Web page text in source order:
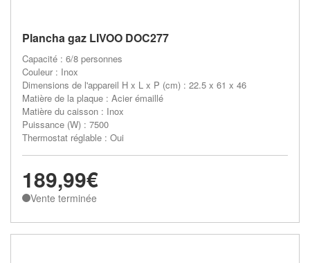
Plancha gaz LIVOO DOC277
Capacité : 6/8 personnes
Couleur : Inox
Dimensions de l'appareil H x L x P (cm) : 22.5 x 61 x 46
Matière de la plaque : Acier émaillé
Matière du caisson : Inox
Puissance (W) : 7500
Thermostat réglable : Oui
189,99€
Vente terminée